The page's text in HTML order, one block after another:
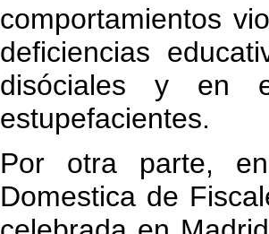
comportamientos
deficiencias
disóciales y en
estupefacientes.
Por otra parte,
Domestica de